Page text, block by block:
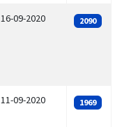
16-09-2020 2090
11-09-2020 1969